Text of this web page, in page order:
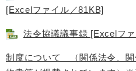
[Excelファイル／81KB]
法令協議議事録 [Excelフ
制度について （関係法令、関